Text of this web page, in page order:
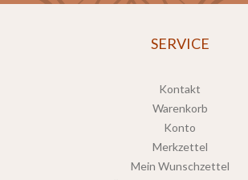
SERVICE
Kontakt
Warenkorb
Konto
Merkzettel
Mein Wunschzettel